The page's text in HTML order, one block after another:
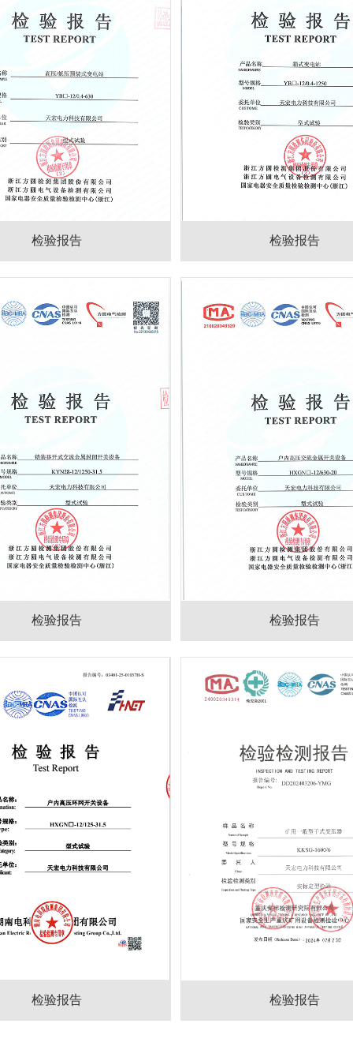
检验报告 检验报告
检验报告 检验报告
检验报告 检验报告